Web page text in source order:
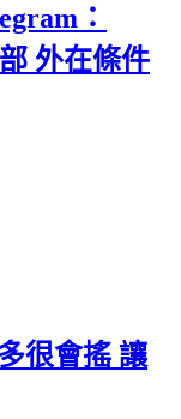
：
外在條件
很會搖 讓